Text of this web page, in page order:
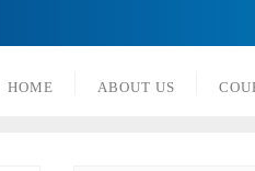
HOME ABOUT US